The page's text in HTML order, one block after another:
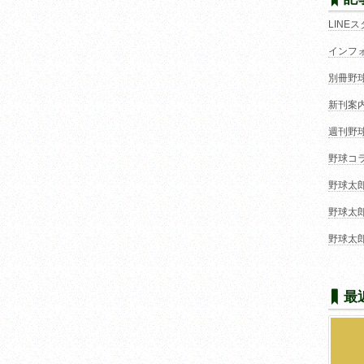
LINEス
インフ
別冊野
新刊案
週刊野
野球コ
野球太
野球太
野球太
最